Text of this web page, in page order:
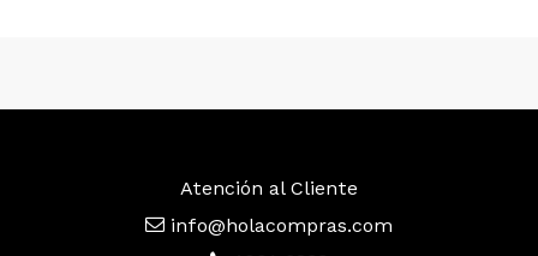
Atención al Cliente
info@holacompras.com